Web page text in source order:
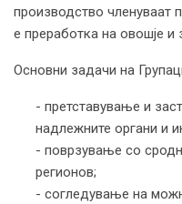
производство членуваат
е преработка на овошје и
Основни задачи на
- претставување и
надлежните органи и
- поврзување со
регионов;
- согледување на